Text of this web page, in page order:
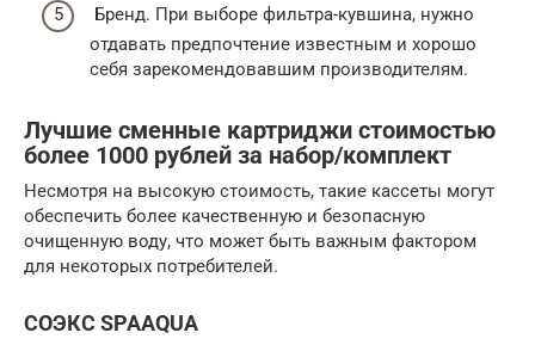
Бренд. При выборе фильтра-кувшина, нужно
отдавать предпочтение известным и хорошо
себя зарекомендовавшим производителям.
Лучшие сменные картриджи стоимостью
более 1000 рублей за набор/комплект
Несмотря на высокую стоимость, такие кассеты могут
обеспечить более качественную и безопасную
очищенную воду, что может быть важным фактором
для некоторых потребителей.
СОЭКС SPAAQUA